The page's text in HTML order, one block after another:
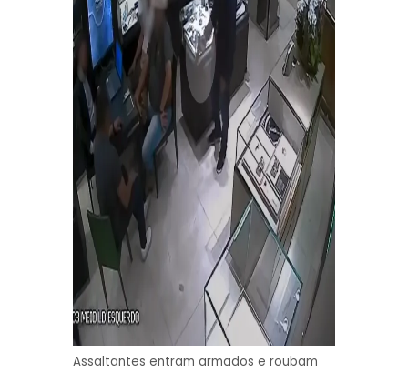
Assaltantes entram armados e roubam